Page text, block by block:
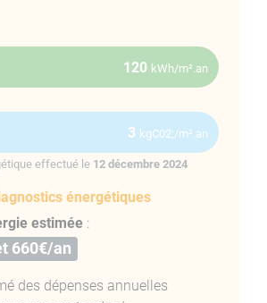
120 kWh/m².an
3 kgC02;/m².an
effectué le 12 décembre 2024
énergétiques
estimée :
660€/an
des dépenses annuelles